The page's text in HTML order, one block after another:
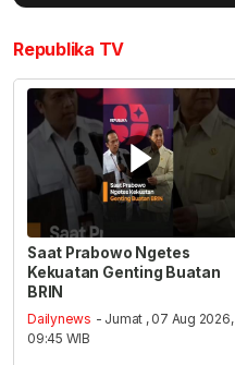
Republika TV
Saat Prabowo Ngetes
Kekuatan Genting Buatan
BRIN
Dailynews - Jumat , 07 Aug 2026,
09:45 WIB